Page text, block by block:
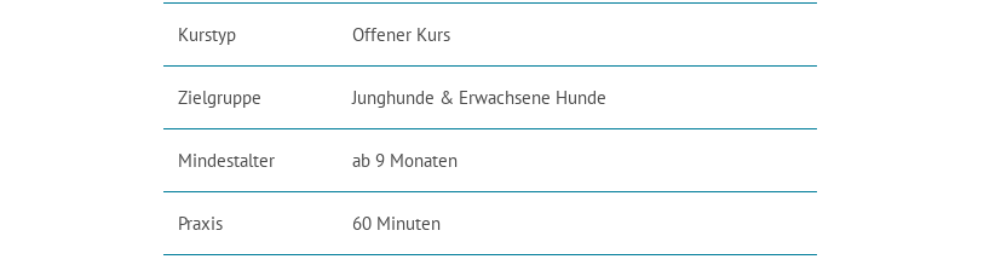
Kurstyp Offener Kurs
Zielgruppe Junghunde & Erwachsene Hunde
Mindestalter ab 9 Monaten
Praxis 60 Minuten